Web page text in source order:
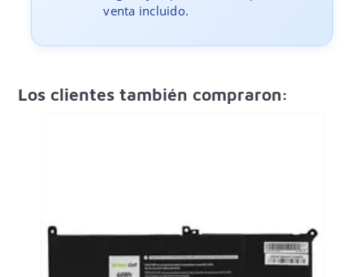
venta incluido.
Los clientes también compraron: